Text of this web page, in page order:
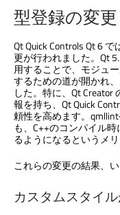
型登録の変更
Qt Quick ControlsQt 6 で
更が行われました。Qt
用することで、モジュ
するための道が開かれ
した。特に、 Qt Creator
報を持ち、 Qt Quick
頼性を高めます。
も、C++のコンパイル
るようになるというメ
これらの変更の結果、
カスタムスタイ